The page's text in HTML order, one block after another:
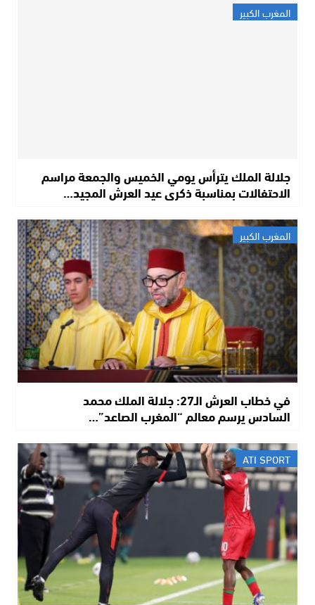
المغرب الكبير
جلالة الملك يترأس يومي الخميس والجمعة مراسم
الاحتفالات بمناسبة ذكرى عيد العرش المجيد…
المغرب الكبير
في خطاب العرش الـ27: جلالة الملك محمد
السادس يرسم معالم “المغرب الصاعد”…
ATI SPORT